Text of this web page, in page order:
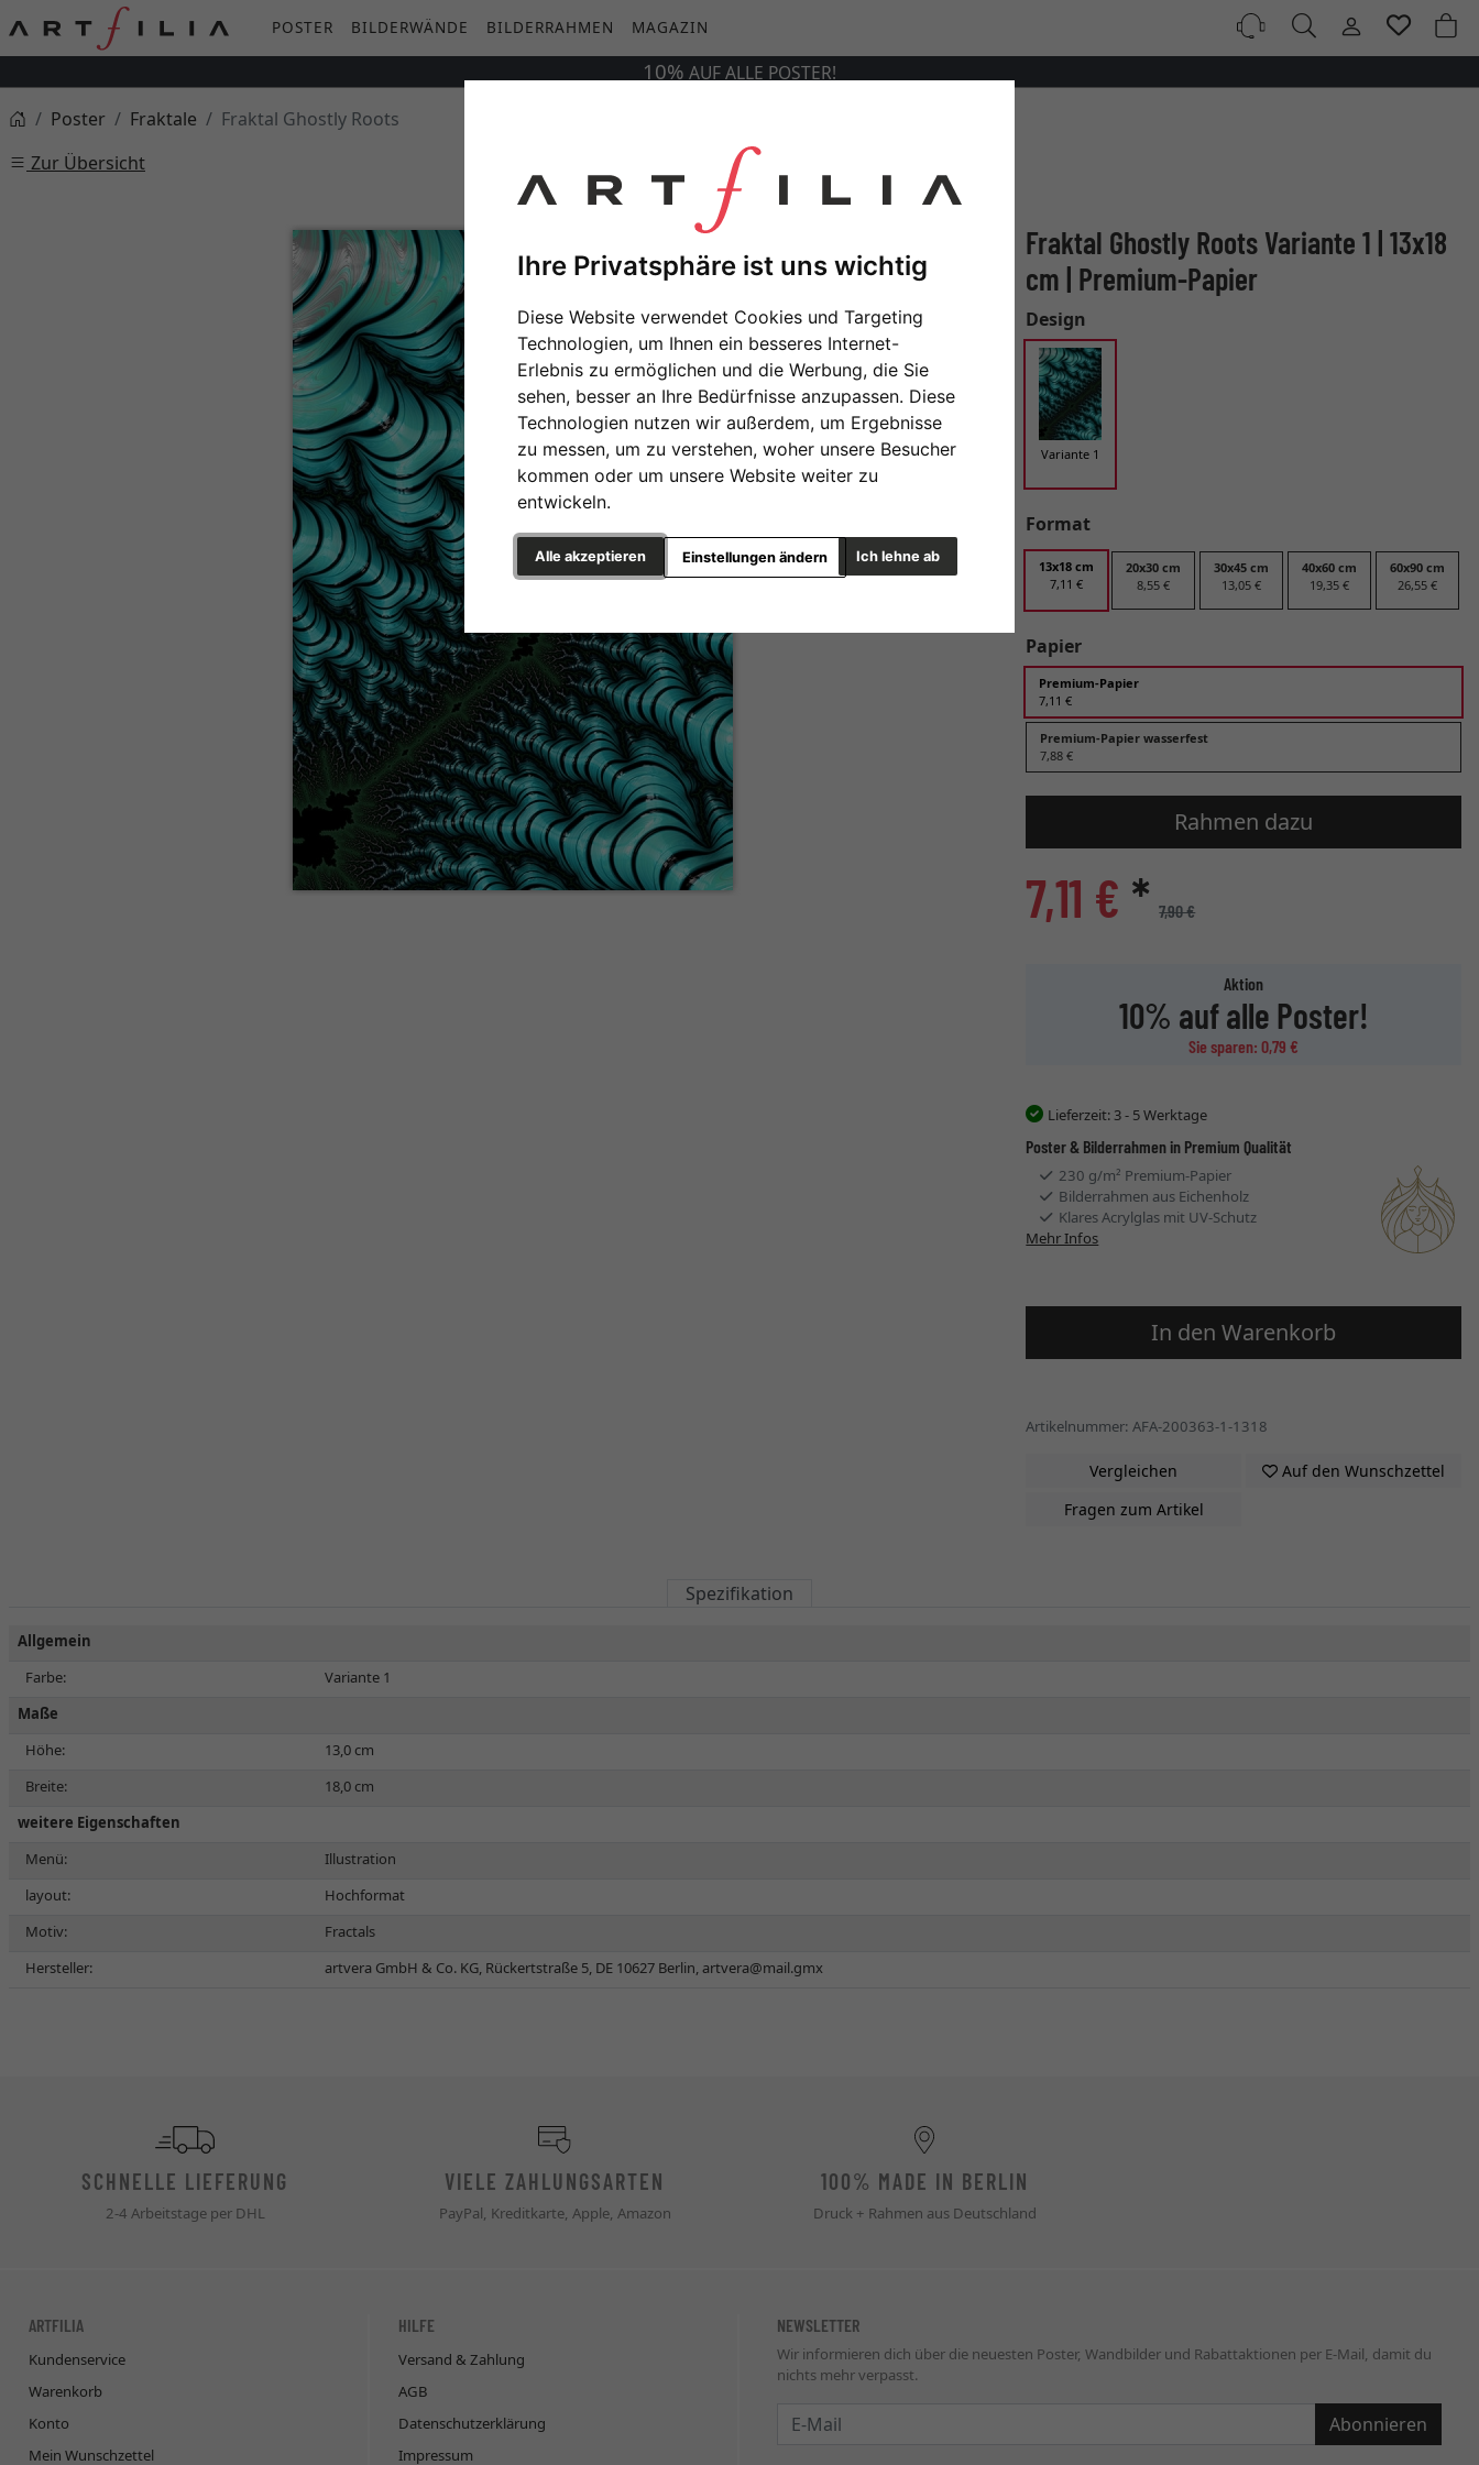
Ihre Privatsphäre ist uns wichtig
Diese Website verwendet Cookies und Targeting
Technologien, um Ihnen ein besseres Internet-
Erlebnis zu ermöglichen und die Werbung, die Sie
sehen, besser an Ihre Bedürfnisse anzupassen. Diese
Technologien nutzen wir außerdem, um Ergebnisse
zu messen, um zu verstehen, woher unsere Besucher
kommen oder um unsere Website weiter zu
entwickeln.
Alle akzeptieren Ich lehne ab
Einstellungen ändern
POSTER BILDERWÄNDE BILDERRAHMEN MAGAZIN
10% AUFALLE POSTER!
Poster
Fraktale
Fraktal Ghostly Roots
Zur Übersicht
Fraktal Ghostly Roots Variante 1 | 13x18
cm | Premium-Papier
Design
Variante 1
Format
13x18 cm
7,11 €
20x30 cm
8,55 €
30x45 cm
13,05 €
40x60 cm
19,35 €
60x90 cm
26,55 €
Papier
Premium-Papier
7,11 €
Premium-Papier wasserfest
7,88 €
Rahmen dazu
7,11 € * 7,90 €
Aktion
10% auf alle Poster!
Sie sparen: 0,79 €
Lieferzeit: 3 - 5 Werktage
Poster & Bilderrahmen in Premium Qualität
230 g/m² Premium-Papier
Bilderrahmen aus Eichenholz
Klares Acrylglas mit UV-Schutz
Mehr Infos
In den Warenkorb
Artikelnummer: AFA-200363-1-1318
Vergleichen
Auf den Wunschzettel
Fragen zum Artikel
Spezifikation
Allgemein
Farbe:
Variante 1
Maße
Höhe:
13,0 cm
Breite:
18,0 cm
weitere Eigenschaften
Menü:
Illustration
layout:
Hochformat
Motiv:
Fractals
Hersteller:
artvera GmbH & Co. KG, Rückertstraße 5, DE 10627 Berlin,artvera@mail.gmx
SCHNELLE LIEFERUNG
2-4 Arbeitstage per DHL
VIELE ZAHLUNGSARTEN
PayPal, Kreditkarte, Apple, Amazon
100% MADE IN BERLIN
Druck + Rahmen aus Deutschland
ARTFILIA
Kundenservice
Warenkorb
Konto
Mein Wunschzettel
HILFE
Versand & Zahlung
AGB
Datenschutzerklärung
Impressum
NEWSLETTER
Wir informieren dich über die neuesten Poster, Wandbilder und Rabattaktionen per E-Mail, damit du
nichts mehr verpasst.
Abonnieren